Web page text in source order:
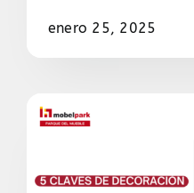
enero 25, 2025